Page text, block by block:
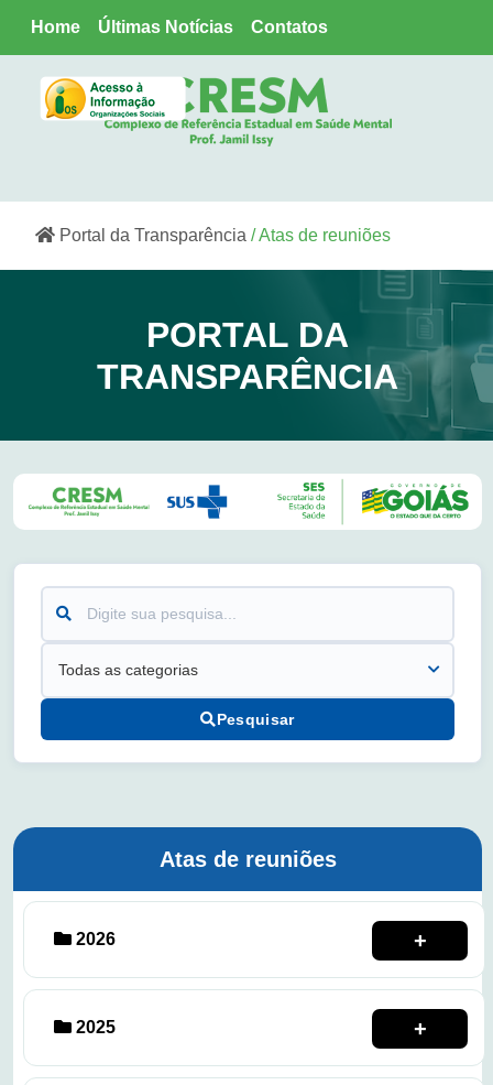
Home Últimas Notícias Contatos
Portal da Transparência / Atas de reuniões
PORTAL DA
TRANSPARÊNCIA
Pesquisar
Atas de reuniões
2026
2025